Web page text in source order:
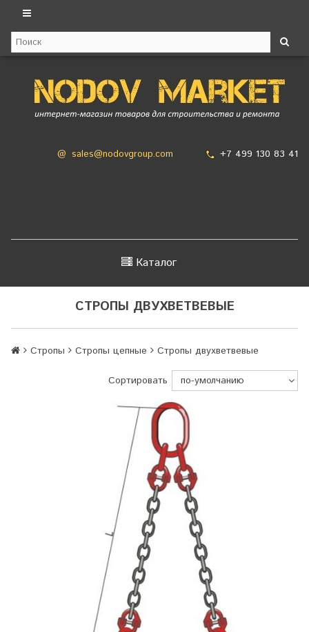
@ sales@nodovgroup.com +7 499 130 83 41
Каталог
СТРОПЫ ДВУХВЕТВЕВЫЕ
Стропы Стропы цепные Стропы двухветвевые
Сортировать